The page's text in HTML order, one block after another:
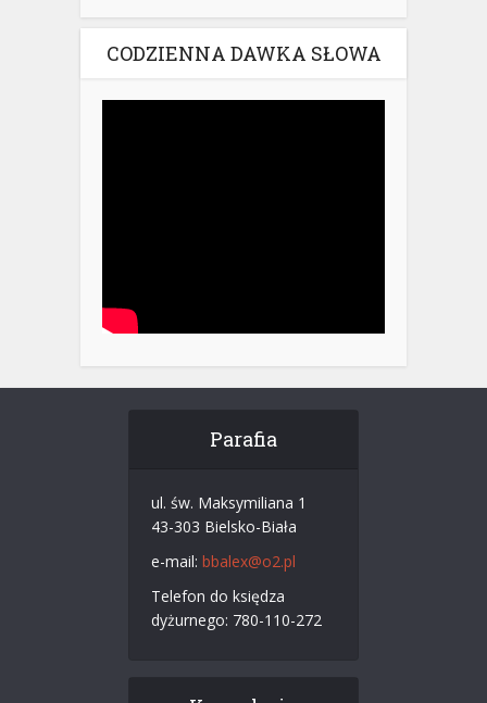
CODZIENNA DAWKA SŁOWA
Parafia
ul. św. Maksymiliana 1
43-303 Bielsko-Biała
e-mail: bbalex@o2.pl
Telefon do księdza
dyżurnego: 780-110-272